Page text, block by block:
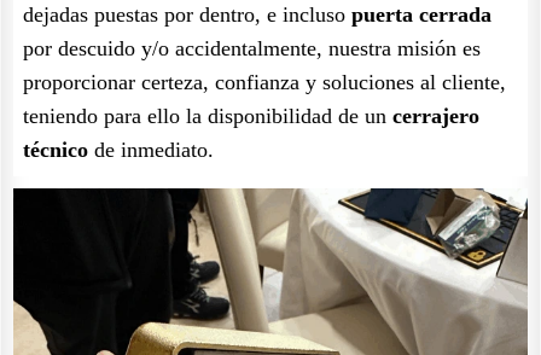
dejadas puestas por dentro, e incluso puerta cerrada
por descuido y/o accidentalmente, nuestra misión es
proporcionar certeza, confianza y soluciones al cliente,
teniendo para ello la disponibilidad de un cerrajero
técnico de inmediato.